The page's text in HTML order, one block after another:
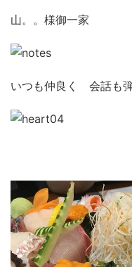
山。。様御一家
いつも仲良く 会話も